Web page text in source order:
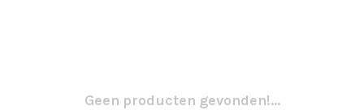
Geen producten gevonden!...